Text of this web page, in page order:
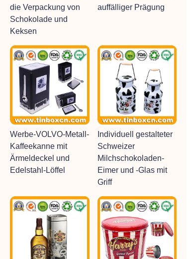
die Verpackung von
Schokolade und
Keksen
auffälliger Prägung
Werbe-VOLVO-Metall-
Kaffeekanne mit
Ärmeldeckel und
Edelstahl-Löffel
Individuell gestalteter
Schweizer
Milchschokoladen-
Eimer und -Glas mit
Griff